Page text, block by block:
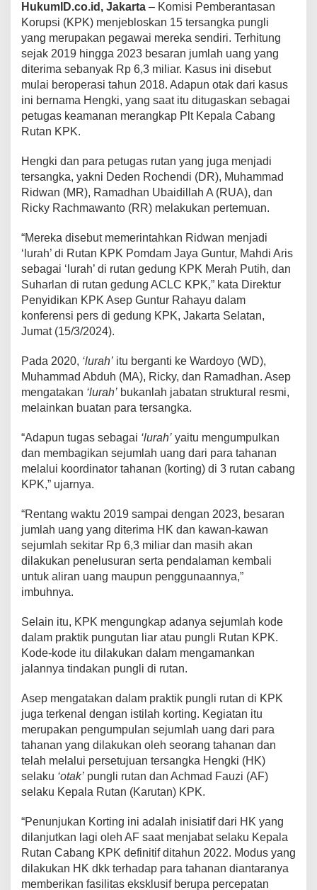
HukumID.co.id, Jakarta – Komisi Pemberantasan
Korupsi (KPK) menjebloskan 15 tersangka pungli
yang merupakan pegawai mereka sendiri. Terhitung
sejak 2019 hingga 2023 besaran jumlah uang yang
diterima sebanyak Rp 6,3 miliar. Kasus ini disebut
mulai beroperasi tahun 2018. Adapun otak dari kasus
ini bernama Hengki, yang saat itu ditugaskan sebagai
petugas keamanan merangkap Plt Kepala Cabang
Rutan KPK.
Hengki dan para petugas rutan yang juga menjadi
tersangka, yakni Deden Rochendi (DR), Muhammad
Ridwan (MR), Ramadhan Ubaidillah A (RUA), dan
Ricky Rachmawanto (RR) melakukan pertemuan.
“Mereka disebut memerintahkan Ridwan menjadi
‘lurah’ di Rutan KPK Pomdam Jaya Guntur, Mahdi Aris
sebagai ‘lurah’ di rutan gedung KPK Merah Putih, dan
Suharlan di rutan gedung ACLC KPK,” kata Direktur
Penyidikan KPK Asep Guntur Rahayu dalam
konferensi pers di gedung KPK, Jakarta Selatan,
Jumat (15/3/2024).
Pada 2020, ‘lurah’ itu berganti ke Wardoyo (WD),
Muhammad Abduh (MA), Ricky, dan Ramadhan. Asep
mengatakan ‘lurah’ bukanlah jabatan struktural resmi,
melainkan buatan para tersangka.
“Adapun tugas sebagai ‘lurah’ yaitu mengumpulkan
dan membagikan sejumlah uang dari para tahanan
melalui koordinator tahanan (korting) di 3 rutan cabang
KPK,” ujarnya.
“Rentang waktu 2019 sampai dengan 2023, besaran
jumlah uang yang diterima HK dan kawan-kawan
sejumlah sekitar Rp 6,3 miliar dan masih akan
dilakukan penelusuran serta pendalaman kembali
untuk aliran uang maupun penggunaannya,”
imbuhnya.
Selain itu, KPK mengungkap adanya sejumlah kode
dalam praktik pungutan liar atau pungli Rutan KPK.
Kode-kode itu dilakukan dalam mengamankan
jalannya tindakan pungli di rutan.
Asep mengatakan dalam praktik pungli rutan di KPK
juga terkenal dengan istilah korting. Kegiatan itu
merupakan pengumpulan sejumlah uang dari para
tahanan yang dilakukan oleh seorang tahanan dan
telah melalui persetujuan tersangka Hengki (HK)
selaku ‘otak’ pungli rutan dan Achmad Fauzi (AF)
selaku Kepala Rutan (Karutan) KPK.
“Penunjukan Korting ini adalah inisiatif dari HK yang
dilanjutkan lagi oleh AF saat menjabat selaku Kepala
Rutan Cabang KPK definitif ditahun 2022. Modus yang
dilakukan HK dkk terhadap para tahanan diantaranya
memberikan fasilitas eksklusif berupa percepatan